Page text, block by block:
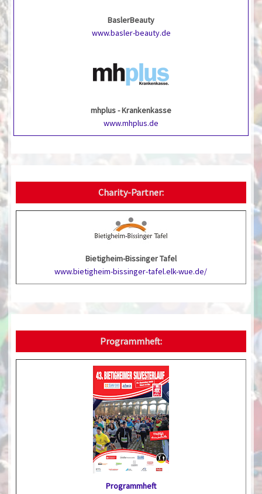
BaslerBeauty
www.basler-beauty.de
mhplus - Krankenkasse
www.mhplus.de
Charity-Partner:
Bietigheim-Bissinger Tafel
www.bietigheim-bissinger-tafel.elk-wue.de/
Programmheft:
Programmheft